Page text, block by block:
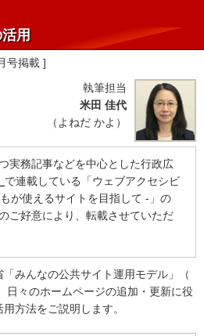
用
号掲載 ]
執筆担当
米田 佳代
（よねだ かよ）
実務記事などを中心とした行政広
で連載している「ウェブアクセシビ
が使えるサイトを目指して -」の
ご好意により、転載させていただ
みんなの公共サイト運用モデル」（
日々のホームページの追加・更新に役
方法をご説明します。